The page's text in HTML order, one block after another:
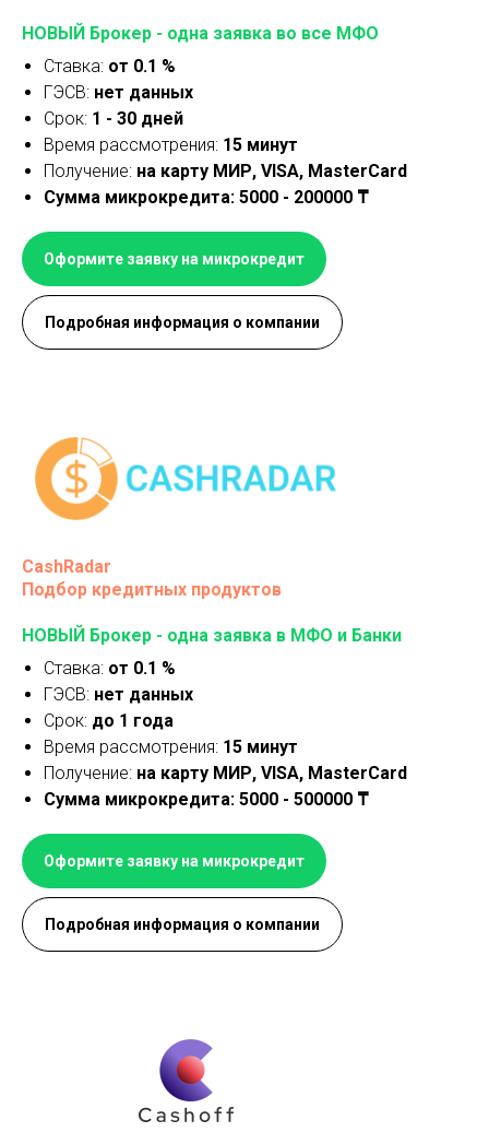
НОВЫЙ Брокер - одна заявка во все МФО
Ставка: от 0.1 %
ГЭСВ: нет данных
Срок: 1 - 30 дней
Время рассмотрения: 15 минут
Получение: на карту МИР, VISA, MasterCard
Сумма микрокредита: 5000 - 200000 ₸
Оформите заявку на микрокредит
Подробная информация о компании
CashRadar
Подбор кредитных продуктов
НОВЫЙ Брокер - одна заявка в МФО и Банки
Ставка: от 0.1 %
ГЭСВ: нет данных
Срок: до 1 года
Время рассмотрения: 15 минут
Получение: на карту МИР, VISA, MasterCard
Сумма микрокредита: 5000 - 500000 ₸
Оформите заявку на микрокредит
Подробная информация о компании